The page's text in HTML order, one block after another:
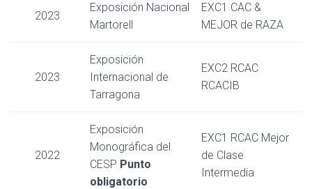
2023
Exposición Nacional
Martorell
EXC1 CAC &
MEJOR de RAZA
2023
Exposición
Internacional de
Tarragona
EXC2 RCAC
RCACIB
2022
Exposición
Monográfica del
CESP Punto
obligatorio
EXC1 RCAC Mejor
de Clase
Intermedia